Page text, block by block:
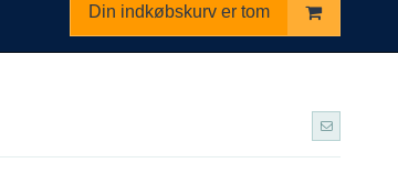
Din indkøbskurv er tom